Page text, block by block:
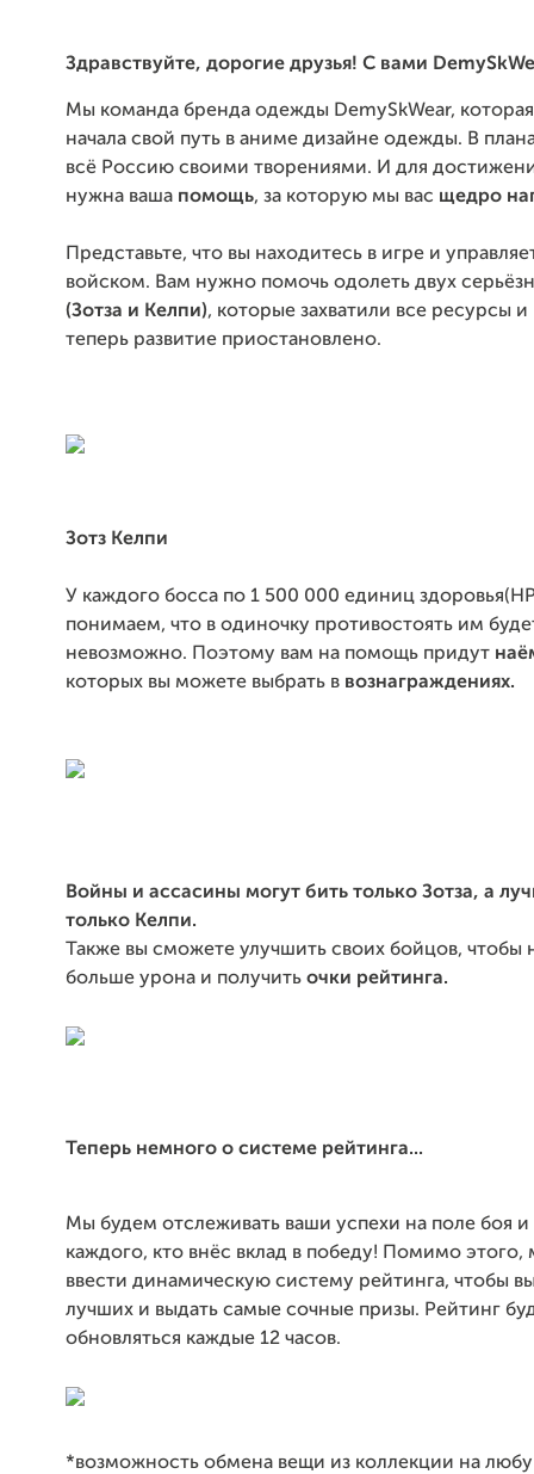
Здравствуйте, дорогие друзья! С вами
Мы команда бренда одежды DemySkWear,
начала свой путь в аниме дизайне одежды. В
всё Россию своими творениями. И для
нужна ваша помощь, за которую мы вас щедро
Представьте, что вы находитесь в игре и
войском. Вам нужно помочь одолеть двух
(Зотза и Келпи), которые захватили все ресурсы и
теперь развитие приостановлено.
Зотз Келпи
У каждого босса по 1 500 000 единиц
понимаем, что в одиночку противостоять им
невозможно. Поэтому вам на помощь придут
которых вы можете выбрать в вознаграждениях.
Войны и ассасины могут бить только Зотза, а
только Келпи.
Также вы сможете улучшить своих бойцов, чтобы
больше урона и получить очки рейтинга.
Теперь немного о системе рейтинга...
Мы будем отслеживать ваши успехи на поле боя и
каждого, кто внёс вклад в победу! Помимо
ввести динамическую систему рейтинга, чтобы
лучших и выдать самые сочные призы. Рейтинг
обновляться каждые 12 часов.
*возможность обмена вещи из коллекции на